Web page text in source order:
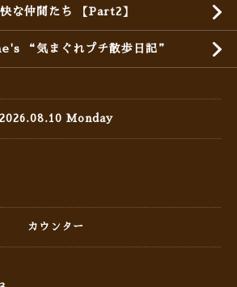
な仲間たち 【Part2】
“気まぐれプチ散歩日記”
2026.08.10 Monday
カウンター